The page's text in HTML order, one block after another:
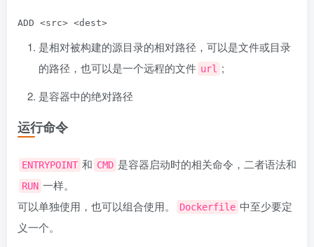
是相对被构建的源目录的相对路径，可以是文件或目录
的路径，也可以是一个远程的文件 url
;
是容器中的绝对路径
运行命令
ENTRYPOINT 和 CMD 是容器启动时的相关命令，二者语法和
RUN 一样。
可以单独使用，也可以组合使用。
Dockerfile 中至少要定
义一个。